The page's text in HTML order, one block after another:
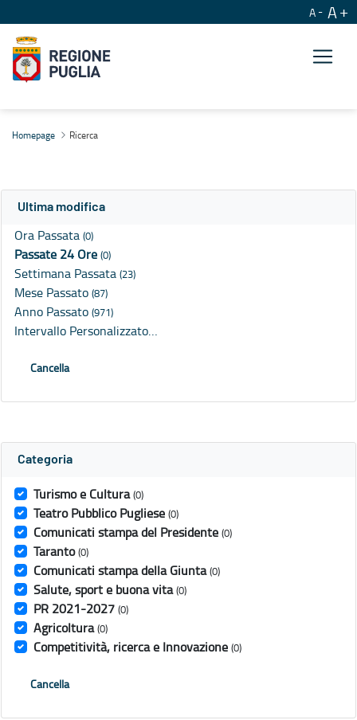
A A
Homepage Ricerca
Ultima modifica
Ora Passata (0)
Passate 24 Ore (0)
Settimana Passata (23)
Mese Passato (87)
Anno Passato (971)
Intervallo Personalizzato…
Cancella
Categoria
Turismo e Cultura (0)
Teatro Pubblico Pugliese (0)
Comunicati stampa del Presidente (0)
Taranto (0)
Comunicati stampa della Giunta (0)
Salute, sport e buona vita (0)
PR 2021-2027 (0)
Agricoltura (0)
Competitività, ricerca e Innovazione (0)
Cancella